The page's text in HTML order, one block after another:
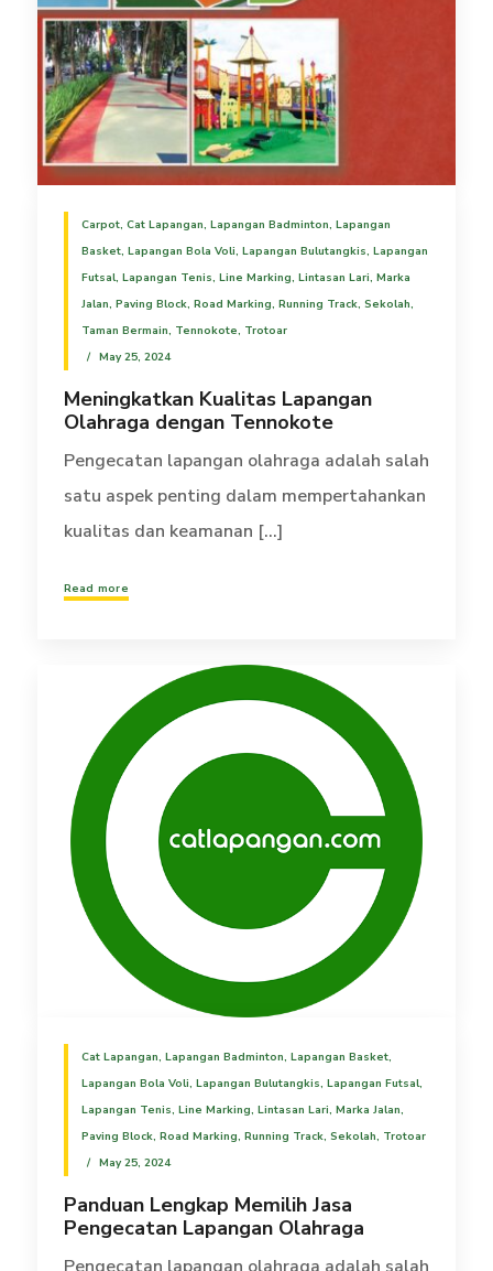
Carpot, Cat Lapangan, Lapangan Badminton, Lapangan
Basket, Lapangan Bola Voli, Lapangan Bulutangkis, Lapangan
Futsal, Lapangan Tenis, Line Marking, Lintasan Lari, Marka
Jalan, Paving Block, Road Marking, Running Track, Sekolah,
Taman Bermain, Tennokote, Trotoar
May 25, 2024
Meningkatkan Kualitas Lapangan
Olahraga dengan Tennokote
Pengecatan lapangan olahraga adalah salah
satu aspek penting dalam mempertahankan
kualitas dan keamanan [...]
Read more
Cat Lapangan, Lapangan Badminton, Lapangan Basket,
Lapangan Bola Voli, Lapangan Bulutangkis, Lapangan Futsal,
Lapangan Tenis, Line Marking, Lintasan Lari, Marka Jalan,
Paving Block, Road Marking, Running Track, Sekolah, Trotoar
May 25, 2024
Panduan Lengkap Memilih Jasa
Pengecatan Lapangan Olahraga